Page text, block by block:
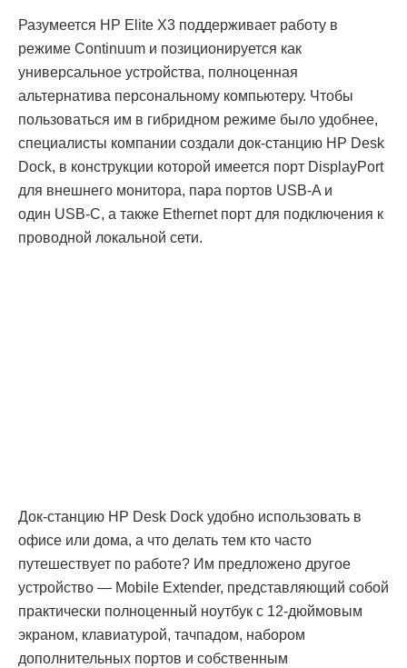
Разумеется HP Elite X3 поддерживает работу в
режиме Continuum и позиционируется как
универсальное устройства, полноценная
альтернатива персональному компьютеру. Чтобы
пользоваться им в гибридном режиме было удобнее,
специалисты компании создали док-станцию HP Desk
Dock, в конструкции которой имеется порт DisplayPort
для внешнего монитора, пара портов USB-A и
один USB-C, а также Ethernet порт для подключения к
проводной локальной сети.
Док-станцию HP Desk Dock удобно использовать в
офисе или дома, а что делать тем кто часто
путешествует по работе? Им предложено другое
устройство — Mobile Extender, представляющий собой
практически полноценный ноутбук с 12-дюймовым
экраном, клавиатурой, тачпадом, набором
дополнительных портов и собственным